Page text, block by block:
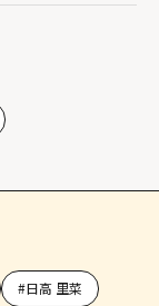
#日高 里菜